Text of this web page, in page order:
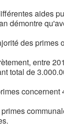
aides
démontre
des primes
entre
total de
concernent